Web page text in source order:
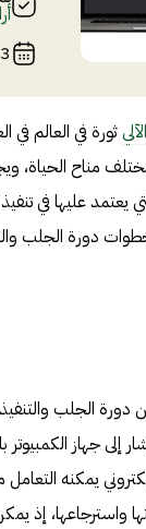
3 يوليو 2022
ثورة في العالم في
مناح الحياة،
يعتمد عليها في
دورة الجلب
دورة الجلب
إلى جهاز
يمكنه
واسترجاعها، إذ